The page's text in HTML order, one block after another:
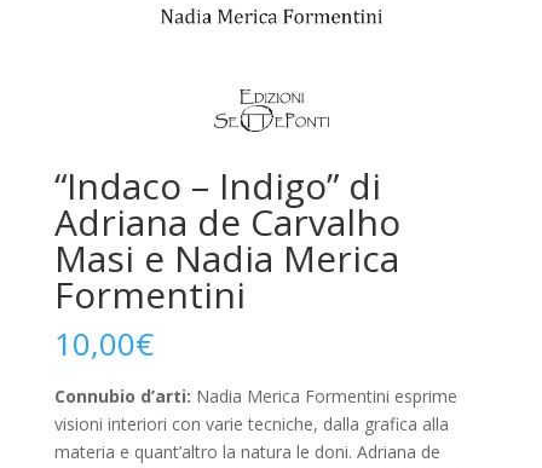
“Indaco – Indigo” di
Adriana de Carvalho
Masi e Nadia Merica
Formentini
10,00€
Connubio d’arti: Nadia Merica Formentini esprime
visioni interiori con varie tecniche, dalla grafica alla
materia e quant’altro la natura le doni. Adriana de